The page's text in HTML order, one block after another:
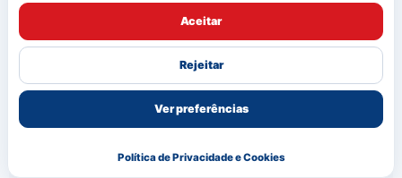
Aceitar
Rejeitar
Ver preferências
Política de Privacidade e Cookies
Envie sua situação para a Líder. A equipe
orienta o melhor caminho conforme multas,
débitos, taxas, licenciamento, transferência
ou regularização documental.
Licenciamento travado
Empresas e frotas